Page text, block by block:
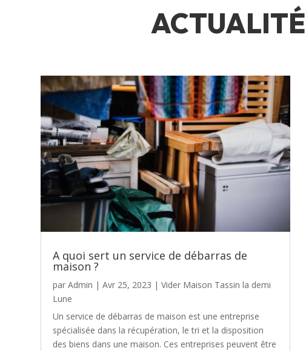
A quoi sert un service de débarras de
maison ?
parAdmin |Avr 25, 2023 |Vider Maison Tassin la demi
Lune
Un service de débarras de maison est une entreprise
spécialisée dans la récupération, le tri et la disposition
des biens dans une maison. Ces entreprises peuvent être